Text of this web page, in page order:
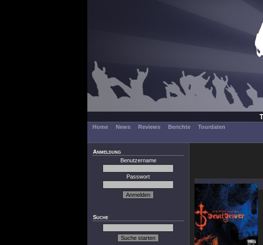
Home News Reviews Berichte
Tourdaten
Anmeldung
Benutzername
Passwort
Suche